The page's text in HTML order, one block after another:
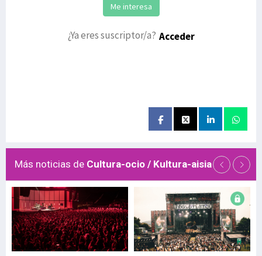
Me interesa
¿Ya eres suscriptor/a? Acceder
Más noticias de Cultura-ocio / Kultura-aisia